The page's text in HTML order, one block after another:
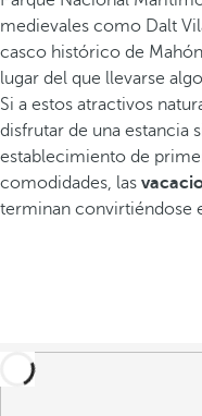
medievales como Dalt
casco histórico de
lugar del que llevarse
Si a estos atractivos
disfrutar de una estancia
establecimiento de
comodidades, las
terminan convirtiéndose